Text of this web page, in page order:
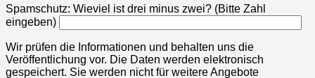
Bitte lasse dieses Feld leer.
Spamschutz: Wieviel ist drei minus zwei? (Bitte Zahl
eingeben)
Wir prüfen die Informationen und behalten uns die
Veröffentlichung vor. Die Daten werden elektronisch
gespeichert. Sie werden nicht für weitere Angebote